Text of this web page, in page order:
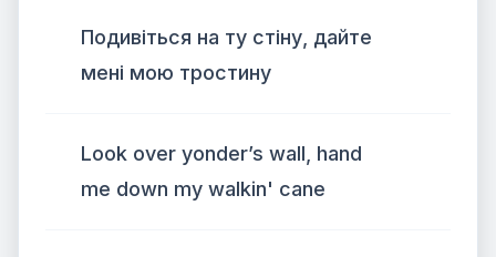
Подивіться на ту стіну, дайте
мені мою тростину
Look over yonder’s wall, hand
me down my walkin' cane